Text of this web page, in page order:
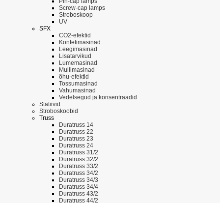
Screw-cap lamps
Stroboskoop
UV
SFX
CO2-efektid
Konfetimasinad
Leegimasinad
Lisatarvikud
Lumemasinad
Mullimasinad
õhu-efektid
Tossumasinad
Vahumasinad
Vedelsegud ja konsentraadid
Statiivid
Stroboskoobid
Truss
Duratruss 14
Duratruss 22
Duratruss 23
Duratruss 24
Duratruss 31/2
Duratruss 32/2
Duratruss 33/2
Duratruss 34/2
Duratruss 34/3
Duratruss 34/4
Duratruss 43/2
Duratruss 44/2